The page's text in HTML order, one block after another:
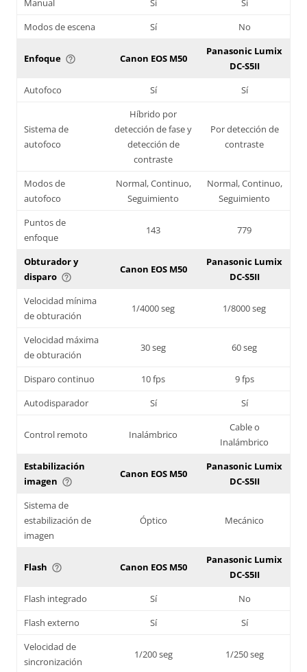
Manual Sí
Sí
Modos de escena
Sí No
Enfoque help_outline Canon EOS M50
Panasonic Lumix
DC-S5II
Autofoco
Sí Sí
Sistema de
autofoco
Híbrido por
detección de fase y
detección de
contraste
Por detección de
contraste
Modos de
autofoco
Normal, Continuo,
Seguimiento
Normal, Continuo,
Seguimiento
Puntos de
enfoque
143 779
Obturador y
disparo help_outline
Canon EOS M50
Panasonic Lumix
DC-S5II
Velocidad mínima
de obturación
1/4000 seg 1/8000 seg
Velocidad máxima
de obturación
30 seg 60 seg
Disparo continuo 10 fps
9 fps
Autodisparador
Sí Sí
Control remoto Inalámbrico
Cable o
Inalámbrico
Estabilización
imagen help_outline
Canon EOS M50
Panasonic Lumix
DC-S5II
Sistema de
estabilización de
imagen
Óptico Mecánico
Flash help_outline Canon EOS M50
Panasonic Lumix
DC-S5II
Flash integrado
Sí
No
Flash externo
Sí
Sí
Velocidad de
sincronización
1/200 seg 1/250 seg